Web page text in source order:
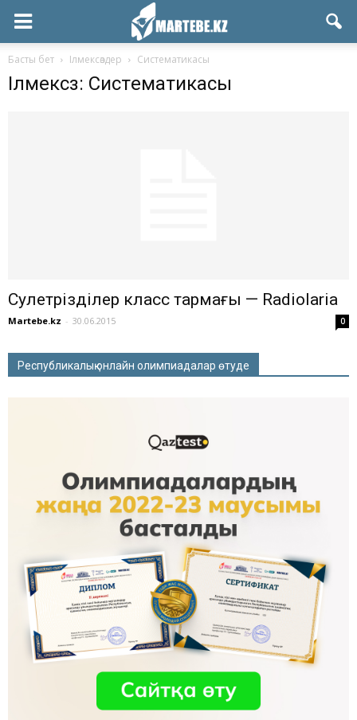
Басты бет Ілмексөздер Систeматикасы
Ілмексөз: Систeматикасы
Сәулетәрізділер класс тармағы — Radiolaria
Martebe.kz - 30.06.2015 0
Республикалық онлайн олимпиадалар өтуде